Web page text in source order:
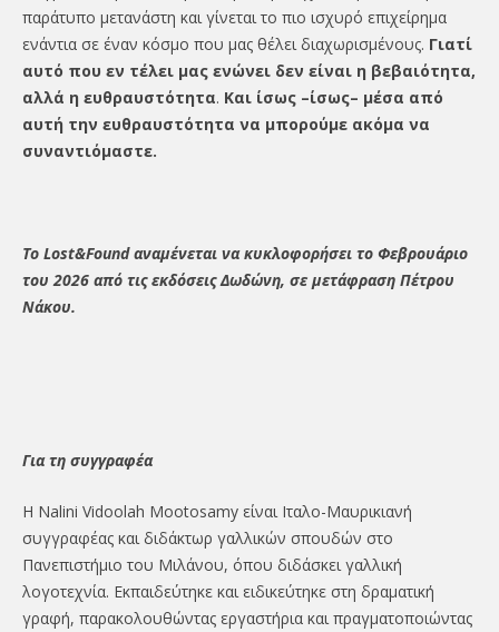
παράτυπο μετανάστη και γίνεται το πιο ισχυρό επιχείρημα
ενάντια σε έναν κόσμο που μας θέλει διαχωρισμένους. Γιατί
αυτό που εν τέλει μας ενώνει δεν είναι η βεβαιότητα,
αλλά η ευθραυστότητα. Και ίσως –ίσως– μέσα από
αυτή την ευθραυστότητα να μπορούμε ακόμα να
συναντιόμαστε.
Το Lost&Found αναμένεται να κυκλοφορήσει το Φεβρουάριο
του 2026 από τις εκδόσεις Δωδώνη, σε μετάφραση Πέτρου
Νάκου.
Για τη συγγραφέα
Η Nalini Vidoolah Mootosamy είναι Ιταλο-Μαυρικιανή
συγγραφέας και διδάκτωρ γαλλικών σπουδών στο
Πανεπιστήμιο του Μιλάνου, όπου διδάσκει γαλλική
λογοτεχνία. Εκπαιδεύτηκε και ειδικεύτηκε στη δραματική
γραφή, παρακολουθώντας εργαστήρια και πραγματοποιώντας